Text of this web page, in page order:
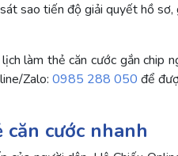
sao tiến độ giải quyết hồ sơ,
làm thẻ căn cước gắn chip
Zalo: 0985 288 050 để
cước nhanh